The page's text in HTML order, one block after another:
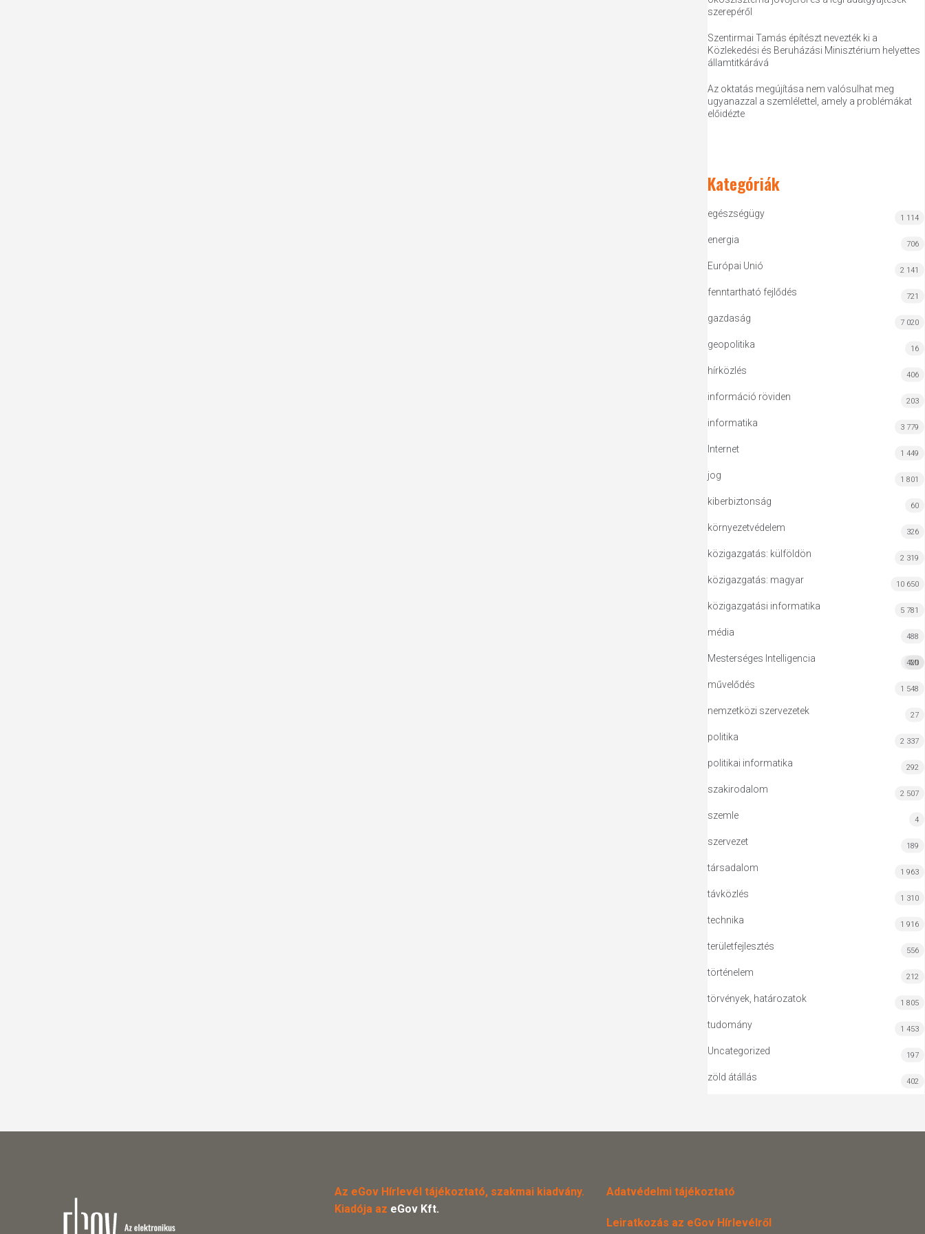
szerepéről
Szentirmai Tamás építészt nevezték ki a
Közlekedési és Beruházási Minisztérium helyettes
államtitkárává
Az oktatás megújítása nem valósulhat meg
ugyanazzal a szemlélettel, amely a problémákat
előidézte
Kategóriák
egészségügy 1 114
energia 706
Európai Unió 2 141
fenntartható fejlődés 721
gazdaság 7 020
geopolitika 16
hírközlés 406
információ röviden 203
informatika 3 779
Internet 1 449
jog 1 801
kiberbiztonság 60
környezetvédelem 326
közigazgatás: külföldön 2 319
közigazgatás: magyar 10 650
közigazgatási informatika 5 781
média 488
Mesterséges Intelligencia MI
420
művelődés 1 548
nemzetközi szervezetek 27
politika 2 337
politikai informatika 292
szakirodalom 2 507
szemle 4
szervezet 189
társadalom 1 963
távközlés 1 310
technika 1 916
területfejlesztés 556
történelem 212
törvények, határozatok 1 805
tudomány 1 453
Uncategorized 197
zöld átállás 402
Az eGov Hírlevél tájékoztató, szakmai kiadvány.
Kiadója az eGov Kft.
Adatvédelmi tájékoztató
Leiratkozás az eGov Hírlevélről